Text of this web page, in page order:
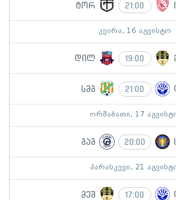
ტორ 21:00
კვირა, 16 აგვისტო
დილ 19:00
სმგ 21:00
ორშაბათი, 17
გაგ 20:00
პარასკევი, 21
მეშ 17:00